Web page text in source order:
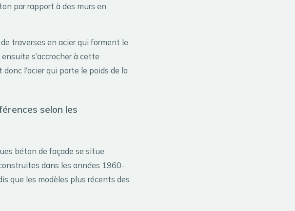
par rapport à des murs en
traverses en acier qui forment le
s’accrocher à cette
l’acier qui porte le poids de la
selon les
béton de façade se situe
dans les années 1960-
que les modèles plus récents des